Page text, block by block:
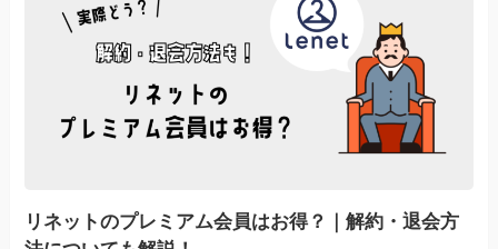
リネットのプレミアム会員はお得？｜解約・退会方